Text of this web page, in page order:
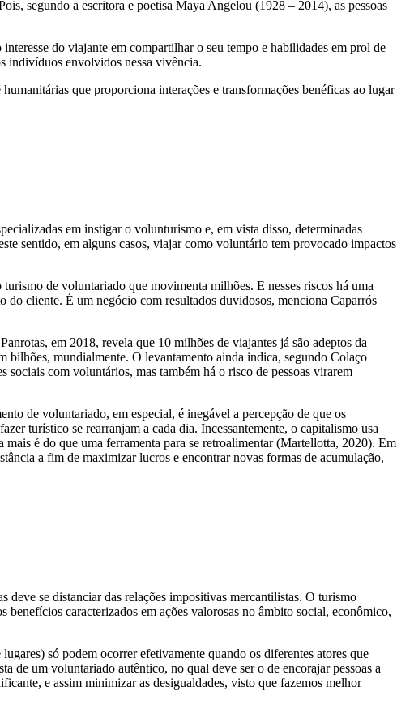
segundo a escritora e poetisa Maya Angelou (1928 – 2014), as pessoas
do viajante em compartilhar o seu tempo e habilidades em prol de
indivíduos envolvidos nessa vivência.
que proporciona interações e transformações benéficas ao lugar
em instigar o volunturismo e, em vista disso, determinadas
sentido, em alguns casos, viajar como voluntário tem provocado impactos
de voluntariado que movimenta milhões. E nesses riscos há uma
do cliente. É um negócio com resultados duvidosos, menciona Caparrós
em 2018, revela que 10 milhões de viajantes já são adeptos da
bilhões, mundialmente. O levantamento ainda indica, segundo Colaço
sociais com voluntários, mas também há o risco de pessoas virarem
de voluntariado, em especial, é inegável a percepção de que os
turístico se rearranjam a cada dia. Incessantemente, o capitalismo usa
mais é do que uma ferramenta para se retroalimentar (Martellotta, 2020). Em
a fim de maximizar lucros e encontrar novas formas de acumulação,
se distanciar das relações impositivas mercantilistas. O turismo
benefícios caracterizados em ações valorosas no âmbito social, econômico,
só podem ocorrer efetivamente quando os diferentes atores que
de um voluntariado autêntico, no qual deve ser o de encorajar pessoas a
e assim minimizar as desigualdades, visto que fazemos melhor